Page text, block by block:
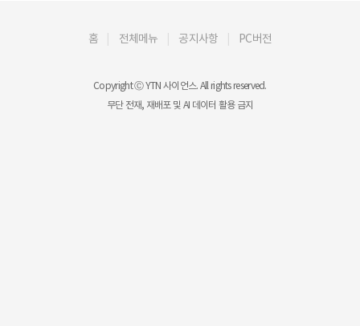
홈 전체메뉴 공지사항 PC버전
Copyright Ⓒ YTN 사이언스. All rights reserved.
무단 전재, 재배포 및 AI 데이터 활용 금지